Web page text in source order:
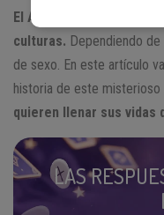
El Ángel de la
culturas. Dependiendo
de sexo. En este artículo
historia de este misterioso
quieren llenar sus vidas
LAS